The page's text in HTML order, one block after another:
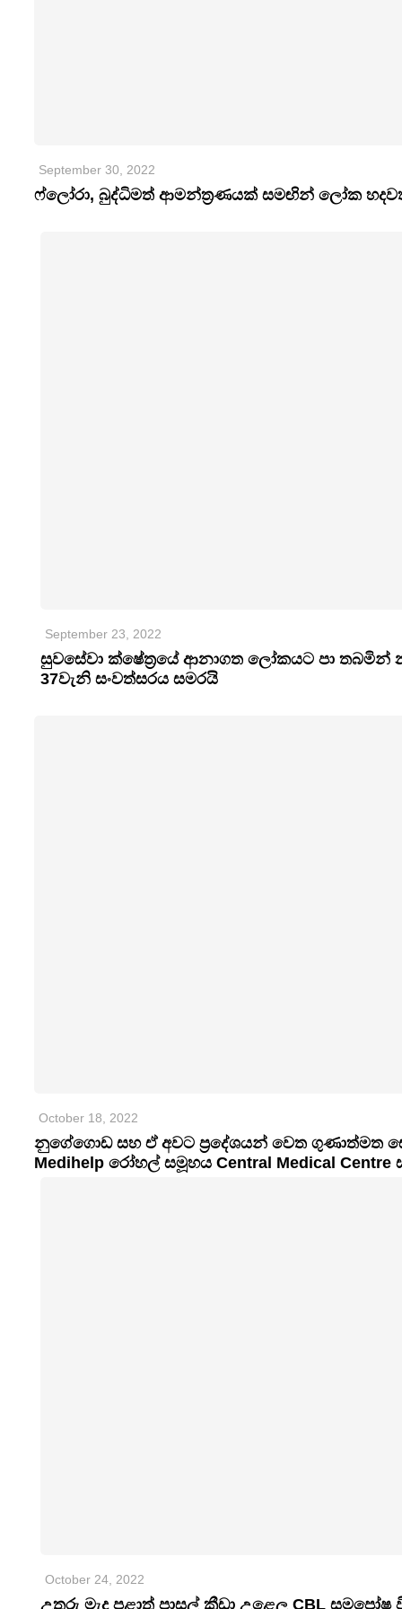
September 30, 2022
ෆ්ලෝරා, බුද්ධිමත් ආමන්ත්‍රණයක් සමඟින් ලෝක
September 23, 2022
සුවසේවා ක්ෂේත්‍රයේ ආනාගත ලෝකයට පා
37වැනි සංවත්සරය සමරයි
October 18, 2022
නුගේගොඩ සහ ඒ අවට ප‍්‍රදේශයන් වෙත ගුණාත්මත
Medihelp රෝහල් සමූහය Central Medical
October 24, 2022
උතුරු මැද පළාත් පාසල් ක්‍රීඩා උළෙල CBL